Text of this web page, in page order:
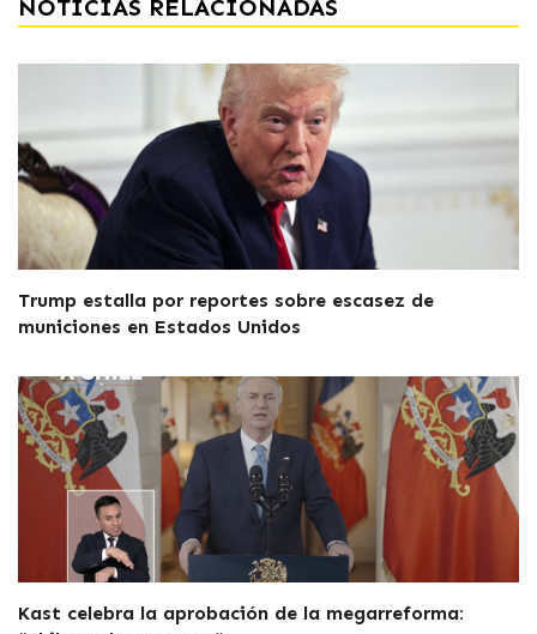
NOTICIAS RELACIONADAS
Trump estalla por reportes sobre escasez de
municiones en Estados Unidos
Kast celebra la aprobación de la megarreforma: